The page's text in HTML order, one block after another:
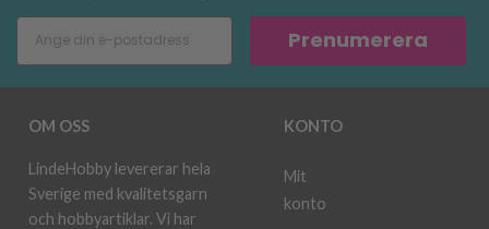
Prenumerera
OM OSS
LindeHobby levererar hela
Sverige med kvalitetsgarn
och hobbyartiklar. Vi har
KONTO
Mit
konto